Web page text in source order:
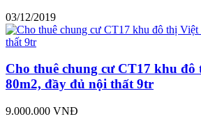
03/12/2019
Cho thuê chung cư CT17 khu
80m2, đầy đủ nội thất 9tr
9.000.000 VNĐ